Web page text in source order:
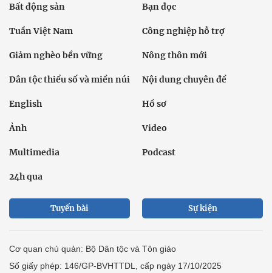
Bất động sản Bạn đọc
Tuần Việt Nam Công nghiệp hỗ trợ
Giảm nghèo bền vững Nông thôn mới
Dân tộc thiểu số và miền núi Nội dung chuyên đề
English Hồ sơ
Ảnh Video
Multimedia Podcast
24h qua
Tuyến bài Sự kiện
Cơ quan chủ quản: Bộ Dân tộc và Tôn giáo
Số giấy phép: 146/GP-BVHTTDL, cấp ngày 17/10/2025